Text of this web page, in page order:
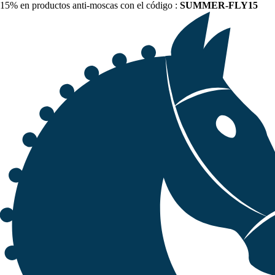
15% en productos anti-moscas con el código : SUMMER-FLY15